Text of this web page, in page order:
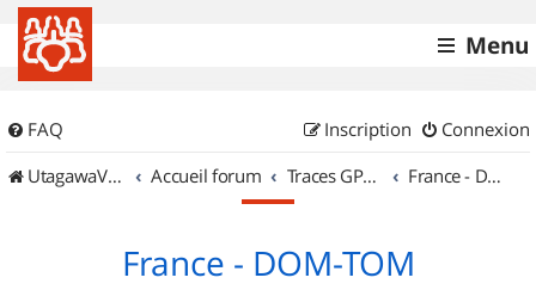
Menu
FAQ Connexion
Inscription
UtagawaVTT (Randos VTT et VTTAE avec traces GPS)
Accueil forum Traces GPS de randos VTT France - DOM-TOM
France - DOM-TOM